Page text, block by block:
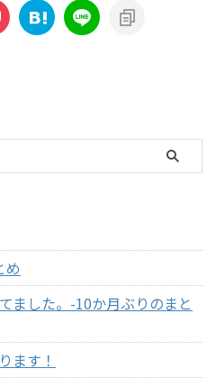
め
ました。-10か月ぶりのまと
ます！